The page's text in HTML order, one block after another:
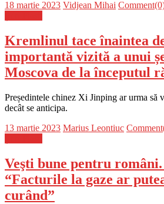
Posted
18 martie 2023 Author
Vidjean Mihai
Kremlinul tace înaintea
importantă vizită a unui
Moscova de la începutul
Președintele chinez Xi Jinping ar urma să
decât se anticipa.
Posted
13 martie 2023 Author
Marius Leontiuc
Veşti bune pentru
“Facturile la gaze ar
curând”